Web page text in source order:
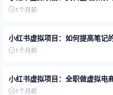
1个月前
小红书虚拟项目：如何提高笔记
1个月前
小红书虚拟项目：全职做虚拟电
1个月前